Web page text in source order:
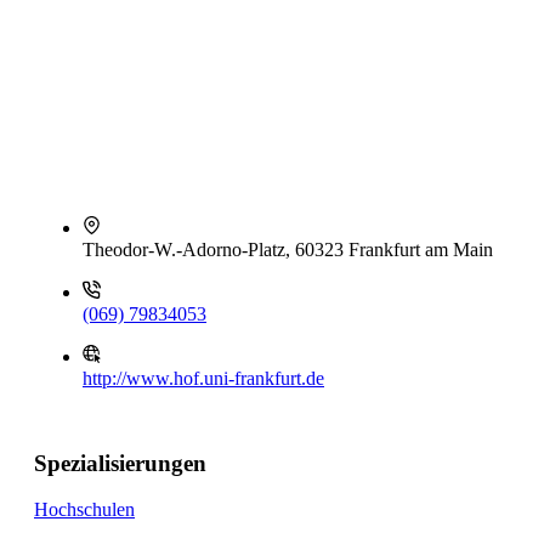
Theodor-W.-Adorno-Platz, 60323 Frankfurt am Main
(069) 79834053
http://www.hof.uni-frankfurt.de
Spezialisierungen
Hochschulen